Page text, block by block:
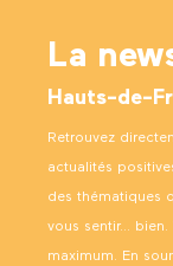
La
Hauts-de-
Retrouvez
actualités
des thématiques
vous sentir… bien.
maximum. En